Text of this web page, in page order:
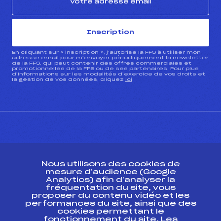
Inscription
En cliquant sur « inscription », j’autorise la FFS à utiliser mon
adresse email pour m’envoyer périodiquement la newsletter
de la FFS, qui peut contenir des offres commerciales et
promotionnelles de la FFS ou de ses partenaires. Pour plus
d’informations sur les modalités d’exercice de vos droits et
la gestion de vos données, cliquez ici
Ressources
Pass’Neige
Projet sportif fédéral
Nous utilisons des cookies de
mesure d’audience (Google
Analytics) afin d’analyser la
fréquentation du site, vous
proposer du contenu vidéo et les
performances du site, ainsi que des
cookies permettant le
fonctionnement du site. Les